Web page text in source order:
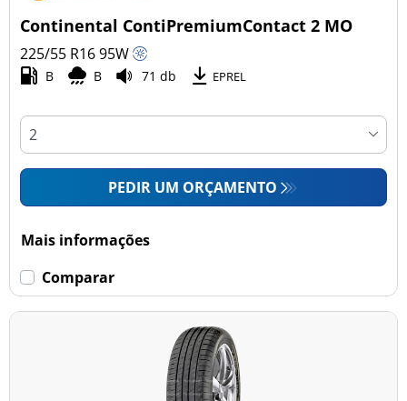
Continental ContiPremiumContact 2 MO
225/55 R1695W
B B 71 db EPREL
PEDIR UM ORÇAMENTO
Mais informações
Comparar